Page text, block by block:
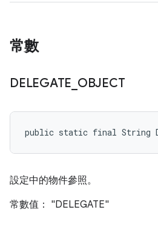
常數
DELEGATE OBJECT
public static final String
設定中的物件參照。
常數值： "DELEGATE"